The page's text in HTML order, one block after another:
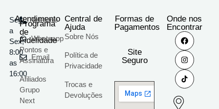
Atendimento
Seg
a
Sex;
8:00
as
16:00
Telefone
Whatsapp
Email
Programa
de
Fidelidade
Pontos e
Assinatura
Afiliados
Grupo
Next
Central de
Ajuda
Sobre Nós
Política de
Privacidade
Trocas e
Devoluções
Formas de
Pagamentos
Site
Seguro
Onde nos
Encontrar